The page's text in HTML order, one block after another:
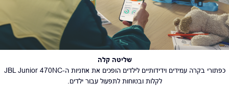
שליטה קלה
כפתורי בקרה עמידים וידידותיים לילדים הופכים את אוזניות ה-JBL Junior 470NC
לקלות ובטוחות לתפעול עבור ילדים.